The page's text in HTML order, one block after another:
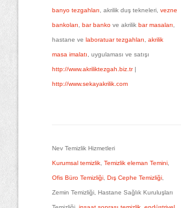
banyo tezgahları , akrilik duş tekneleri, vezne
bankoları bar bankove akrilik bar masaları
hastane ve laboratuar tezgahları akrilik
masa imalatı , uygulaması ve satışı
http://www.akriliktezgah.biz.tr|
http://www.sekayakrilik.com
Nev Temizlik Hizmetleri
Kurumsal temizlik, Temizlik eleman Temini,
Ofis Büro Temizliği, Dış Cephe Temizliği,
Zemin Temizliği, Hastane Sağlık Kuruluşları